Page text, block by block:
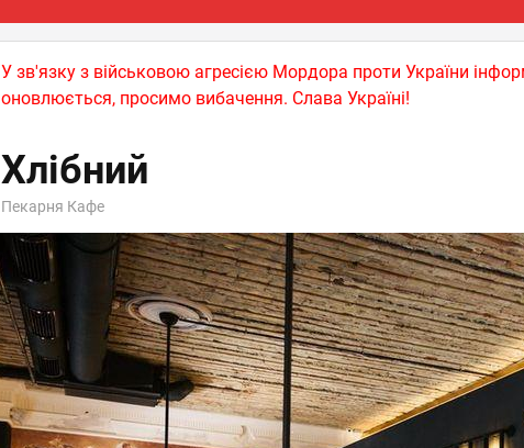
У зв'язку з військовою агресією Мордора проти України
оновлюється, просимо вибачення. Слава Україні!
Хлібний
Пекарня Кафе